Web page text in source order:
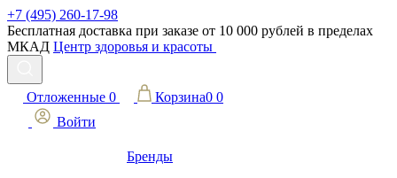
+7 (495) 260-17-98
Бесплатная доставка при заказе от 10 000 рублей в пределах
МКАД Центр здоровья и красоты
Отложенные 0 Корзина0 0
Войти
Бренды